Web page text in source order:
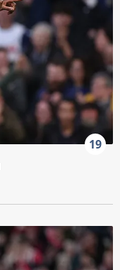
19